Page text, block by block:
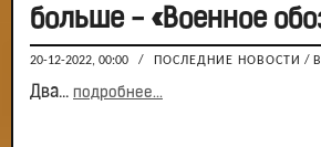
больше - «Военное
20-12-2022, 00:00 / ПОСЛЕДНИЕ НОВОСТИ /
Два... подробнее...